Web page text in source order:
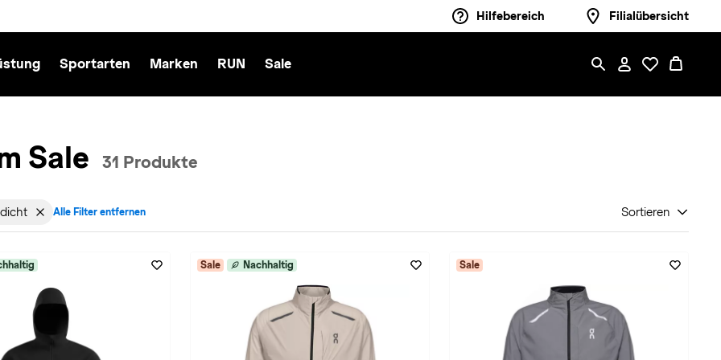
Hilfebereich Filialübersicht
Sportarten Marken RUN Sale
Sale 31 Produkte
Herren entfernen
Sale: Sale entfernen
Filter aktiv für Materialeigenschaft: winddicht entfernen
Alle Filter entfernen Sortieren
Sale Nachhaltig Sale